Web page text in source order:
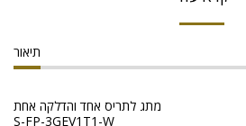
תיאור
מתג לתריס אחד והדלקה אחת
S-FP-3GEV1T1-W